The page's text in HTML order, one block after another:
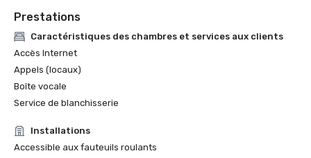
Prestations
Caractéristiques des chambres et services aux clients
Accès Internet
Appels (locaux)
Boîte vocale
Service de blanchisserie
Installations
Accessible aux fauteuils roulants